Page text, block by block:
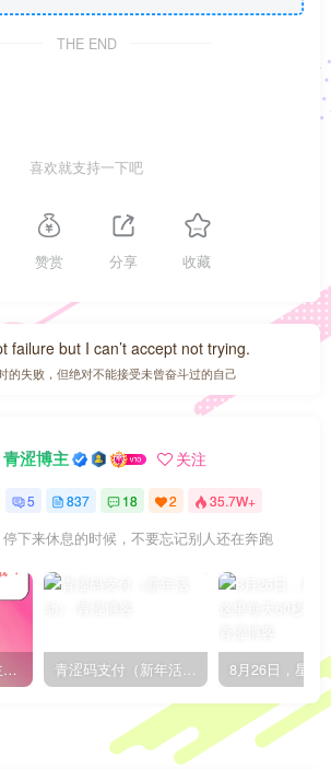
THE END
喜欢就支持一下吧
赞赏 分享 收藏
failure but I can’t accept not trying.
的失败，但绝对不能接受未曾奋斗过的自己
青涩博主 关注
5 837 18 2 35.7W+
停下来休息的时候，不要忘记别人还在奔跑
WordPress和子比主题模板&网站美化方法教程-已更新到:23-01-8 青涩码支付（新年活动）